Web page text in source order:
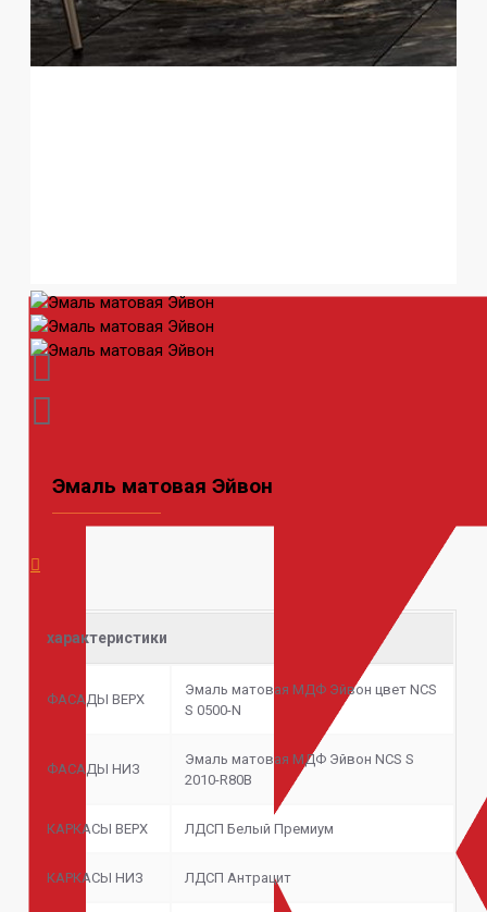
Эмаль матовая Эйвон
характеристики
ФАСАДЫ ВЕРХ
Эмаль матовая МДФ Эйвон цвет NCS
S 0500-N
ФАСАДЫ НИЗ
Эмаль матовая МДФ Эйвон NCS S
2010-R80B
КАРКАСЫ ВЕРХ ЛДСП Белый Премиум
КАРКАСЫ НИЗ ЛДСП Антрацит